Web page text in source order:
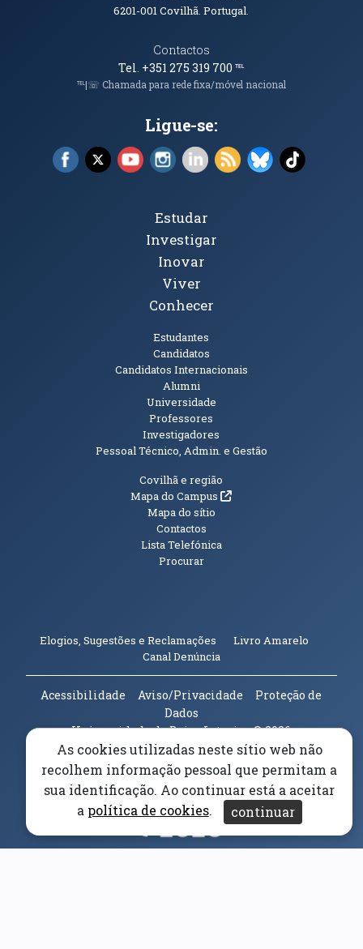
6201-001Covilhã. Portugal.
Contactos
Tel. +351 275 319 700℡
℡|☏ Chamada para rede fixa/móvel nacional
Ligue-se:
Facebook (abre em nova janela)
X (abre em nova janela)
YouTube (abre em nova janela)
Instagram (abre em nova janela)
LinkedIn (abre em nova
RSS (abre em nova
Bluesky (abre
TikTok
Tópicos Principais
Estudar
Investigar
Inovar
Viver
Conhecer
Estudantes
Candidatos
Candidatos Internacionais
Alumni
Universidade
Professores
Investigadores
Pessoal Técnico, Admin. e Gestão
Informações Adicionais
Covilhã e região
Mapa do Campus(abre em nova janela)
Mapa do sítio
Contactos
Lista Telefónica
Procurar
Elogios, Sugestões e Reclamações Livro Amarelo
Canal Denúncia(abre em nova janela)
Acessibilidade Aviso/Privacidade
Proteção de
Dados
Universidade da Beira Interior© 2026
Parceiros e Financiadores(abre em nova janela)
(abre em nova janela)
As cookies utilizadas neste sítio web não
recolhem informação pessoal que permitam a
sua identificação. Ao continuar está a aceitar
a política de cookies. continuar